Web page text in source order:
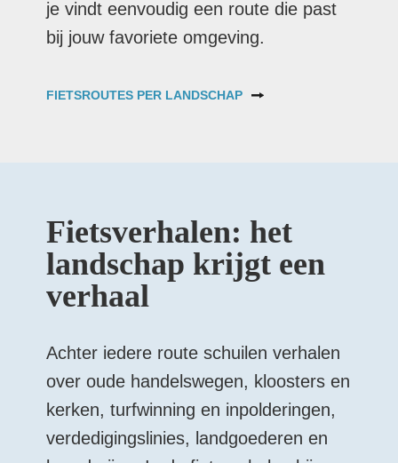
je vindt eenvoudig een route die past
bij jouw favoriete omgeving.
FIETSROUTES PER LANDSCHAP
Fietsverhalen: het
landschap krijgt een
verhaal
Achter iedere route schuilen verhalen
over oude handelswegen, kloosters en
kerken, turfwinning en inpolderingen,
verdedigingslinies, landgoederen en